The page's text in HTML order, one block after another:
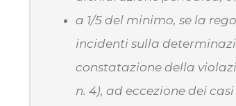
a 1/5 del minimo, se la
incidenti sulla
constatazione della
n. 4), ad eccezione dei